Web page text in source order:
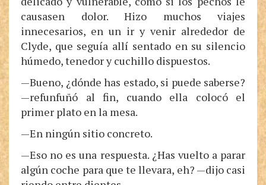
causasen dolor. Hizo muchos viajes
innecesarios, en un ir y venir alrededor de
Clyde, que seguía allí sentado en su silencio
húmedo, tenedor y cuchillo dispuestos.
—Bueno, ¿dónde has estado, si puede saberse?
—refunfuñó al fin, cuando ella colocó el
primer plato en la mesa.
—En ningún sitio concreto.
—Eso no es una respuesta. ¿Has vuelto a parar
algún coche para que te llevara, eh? —dijo casi